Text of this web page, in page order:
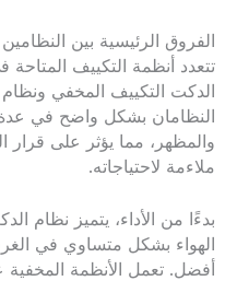
الفروق الرئيسية بين النظامين
تتعدد أنظمة التكييف
الدكت التكييف المخفي
النظامان بشكل واضح في عدة
والمظهر، مما يؤثر على قرار
ملاءمة لاحتياجاته.
بدءًا من الأداء، يتميز نظام
الهواء بشكل متساوي في
أفضل. تعمل الأنظمة المخفية